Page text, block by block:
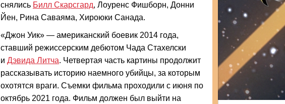
снялись Билл Скарсгард, Лоуренс Фишборн, Донни
Йен, Рина Саваяма, Хироюки Санада.
«Джон Уик» — американский боевик 2014 года,
ставший режиссерским дебютом Чада Стахелски
и Дэвида Литча. Четвертая часть картины продолжит
рассказывать историю наемного убийцы, за которым
охотятся враги. Съемки фильма проходили с июня по
октябрь 2021 года. Фильм должен был выйти на